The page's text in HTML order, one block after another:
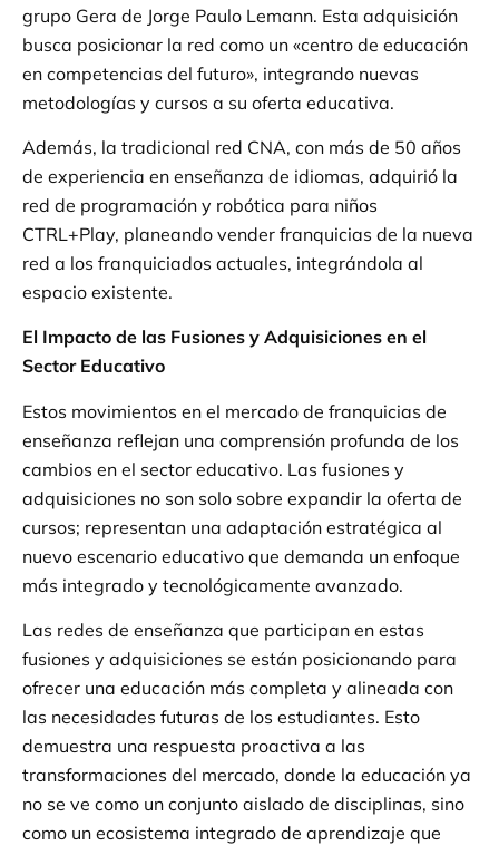
grupo Gera de Jorge Paulo Lemann. Esta adquisición
busca posicionar la red como un «centro de educación
en competencias del futuro», integrando nuevas
metodologías y cursos a su oferta educativa.
Además, la tradicional red CNA, con más de 50 años
de experiencia en enseñanza de idiomas, adquirió la
red de programación y robótica para niños
CTRL+Play, planeando vender franquicias de la nueva
red a los franquiciados actuales, integrándola al
espacio existente.
El Impacto de las Fusiones y Adquisiciones en el
Sector Educativo
Estos movimientos en el mercado de franquicias de
enseñanza reflejan una comprensión profunda de los
cambios en el sector educativo. Las fusiones y
adquisiciones no son solo sobre expandir la oferta de
cursos; representan una adaptación estratégica al
nuevo escenario educativo que demanda un enfoque
más integrado y tecnológicamente avanzado.
Las redes de enseñanza que participan en estas
fusiones y adquisiciones se están posicionando para
ofrecer una educación más completa y alineada con
las necesidades futuras de los estudiantes. Esto
demuestra una respuesta proactiva a las
transformaciones del mercado, donde la educación ya
no se ve como un conjunto aislado de disciplinas, sino
como un ecosistema integrado de aprendizaje que